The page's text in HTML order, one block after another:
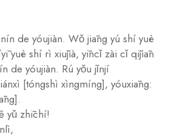
de yóujiàn. Wǒ jiāng yú shí yuè
yuè shí rì xiūjià, yīncǐ zài cǐ qījiān
de yóujiàn. Rú yǒu jǐnjí
[tóngshì xìngmíng], yóuxiāng:
yǔ zhīchí!